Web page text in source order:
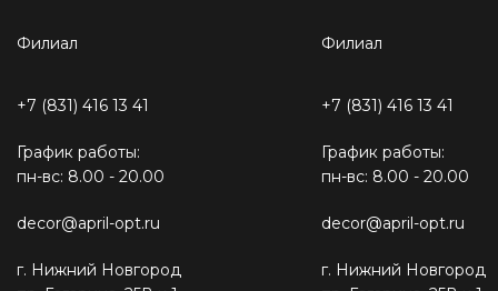
Филиал
+7 (831) 416 13 41
График работы:
пн-вс: 8.00 - 20.00
decor@april-opt.ru
г. Нижний Новгород
Филиал
+7 (831) 416 13 41
График работы:
пн-вс: 8.00 - 20.00
decor@april-opt.ru
г. Нижний Новгород